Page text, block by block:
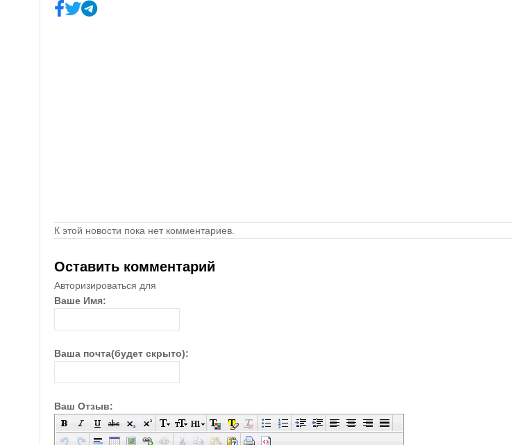
К этой новости пока нет комментариев.
Оставить комментарий
Авторизироваться для
Ваше Имя:
Ваша почта(будет скрыто):
Ваш Отзыв: